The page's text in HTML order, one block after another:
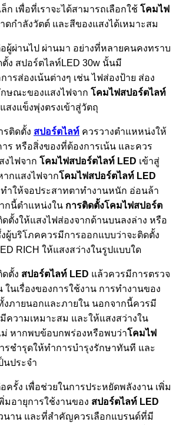
เพื่อที่เราจะได้สามารถเลือกใช้ โคมไฟ
ดกำลังวัตต์ และสีของแสงได้เหมาะสม
ผู้ผ่านไป ผ่านมา อย่างที่หลายคนคงทราบ
ง สปอร์ตไลท์LED 30w นั้นมี
ารส่องเน้นต่างๆ เช่น ไฟส่องป้าย ส่อง
ษณะของแสงไฟจาก โคมไฟสปอร์ตไลท์
สงแข็งพุ่งตรงเข้าสู่วัตถุ
รติดตั้ง สปอร์ตไลท์ ควรวางตำแหหน่งให้
ร หรือสิ่งของที่ต้องการเน้น และควร
งไฟจาก โคมไฟสปอร์ตไลท์ LED เข้าสู่
ากแสงไฟจากโคมไฟสปอร์ตไลท์ LED
ำให้จอประสาทตาทำงานหนัก อ่อนล้า
กนี้ตำแหน่งใน การติดตั้งโคมไฟสปอร์ต
ดตั้งให้แสงไฟส่องจากด้านบนลงล่าง หรือ
ผู้บริโภคควรมีการออกแบบว่าจะติดตั้ง
RICH ให้แสงสว่างในรูปแบบใด
ตั้ง สปอร์ตไลท์ LED แล้วควรมีการตรวจ
นเรื่องของการใช้งาน การทำงานของ
งภายนอกและภายใน นอกจากนี้ควรมี
ความเหมาะสม และให้แสงสว่างใน
หากพบข้อบกพร่องหรือพบว่าโคมไฟ
รชำรุดให้ทำการบำรุงรักษาทันที และ
นประจำ
ครั้ง เพื่อช่วยในการประหยัดพลังงาน เพิ่ม
มอายุการใช้งานของ สปอร์ตไลท์ LED
นาน และที่สำคัญควรเลือกแบรนด์ที่มี